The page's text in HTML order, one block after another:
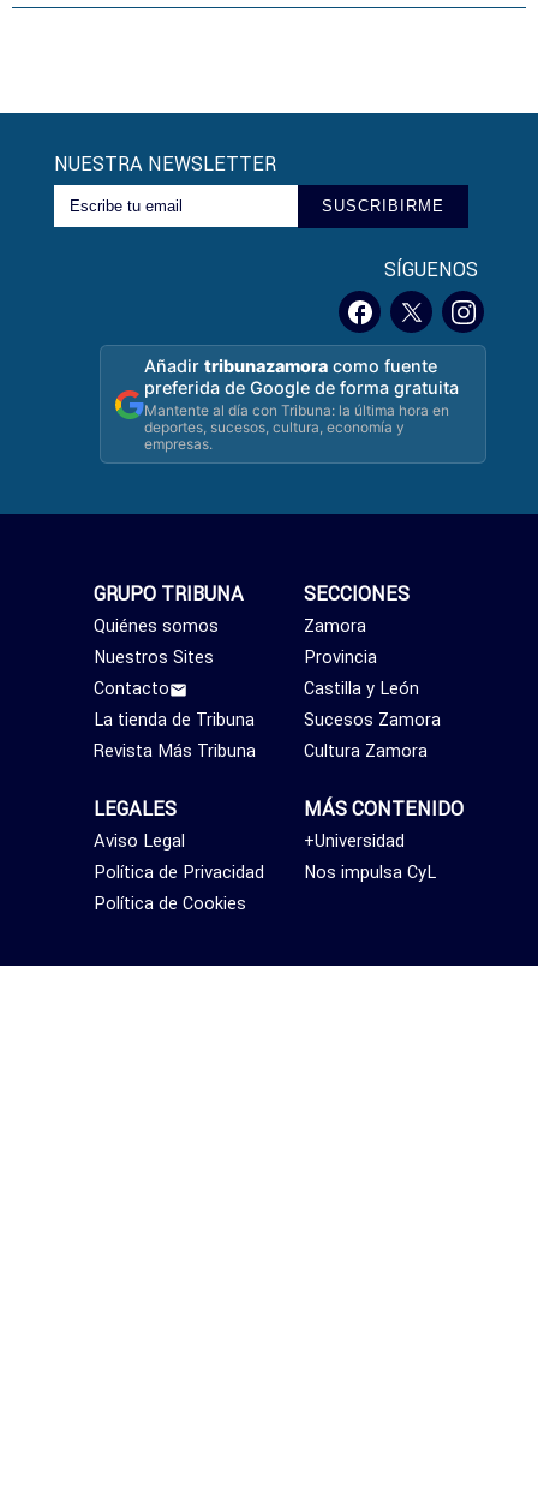
NUESTRA NEWSLETTER
SUSCRIBIRME
SÍGUENOS
Añadirtribunazamora como fuente
preferida de Google de forma gratuita
Mantente al día con Tribuna: la última hora en
deportes, sucesos, cultura, economía y
empresas.
SECCIONES
Zamora
Provincia
Castilla y León
Sucesos Zamora
Cultura Zamora
MÁS CONTENIDO
+Universidad
Nos impulsa CyL
GRUPO TRIBUNA
Quiénes somos
Nuestros Sites
Contacto
La tienda de Tribuna
Revista Más Tribuna
LEGALES
Aviso Legal
Política de Privacidad
Política de Cookies